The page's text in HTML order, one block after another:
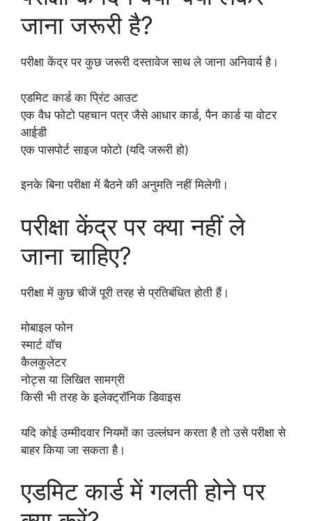
जाना जरूरी है?
परीक्षा केंद्र पर कुछ जरूरी दस्तावेज साथ ले जाना अनिवार्य है।
एडमिट कार्ड का प्रिंट आउट
एक वैध फोटो पहचान पत्र जैसे आधार कार्ड, पैन कार्ड या वोटर
आईडी
एक पासपोर्ट साइज फोटो (यदि जरूरी हो)
इनके बिना परीक्षा में बैठने की अनुमति नहीं मिलेगी।
परीक्षा केंद्र पर क्या नहीं ले
जाना चाहिए?
परीक्षा में कुछ चीजें पूरी तरह से प्रतिबंधित होती हैं।
मोबाइल फोन
स्मार्ट वॉच
कैलकुलेटर
नोट्स या लिखित सामग्री
किसी भी तरह के इलेक्ट्रॉनिक डिवाइस
यदि कोई उम्मीदवार नियमों का उल्लंघन करता है तो उसे परीक्षा से
बाहर किया जा सकता है।
एडमिट कार्ड में गलती होने पर